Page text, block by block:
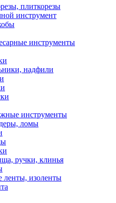
плиткорезы
инструмент
инструменты
надфили
инструменты
ломы
ручки, клинья
ленты, изоленты